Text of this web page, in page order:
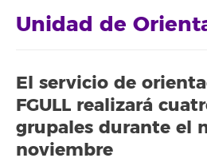
Unidad de
El servicio de
FGULL realizará
grupales durante el
noviembre